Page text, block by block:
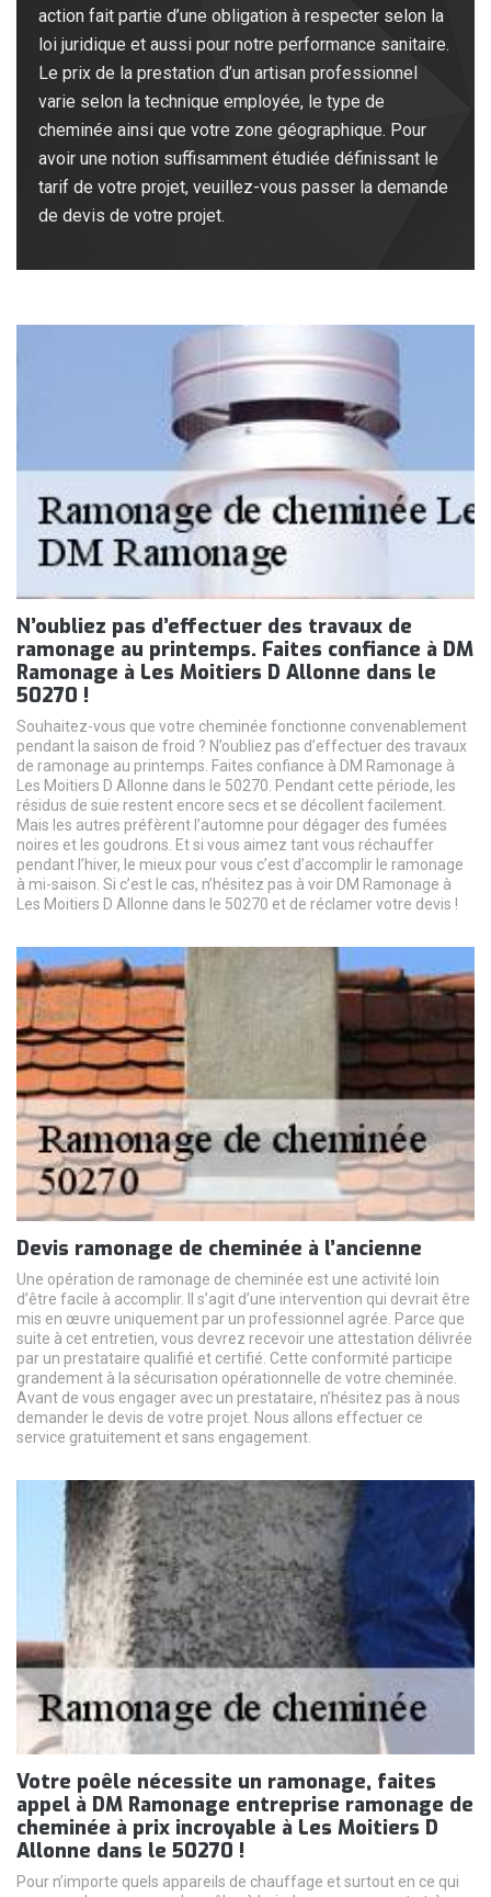
action fait partie d’une obligation à respecter selon la
loi juridique et aussi pour notre performance sanitaire.
Le prix de la prestation d’un artisan professionnel
varie selon la technique employée, le type de
cheminée ainsi que votre zone géographique. Pour
avoir une notion suffisamment étudiée définissant le
tarif de votre projet, veuillez-vous passer la demande
de devis de votre projet.
N’oubliez pas d’effectuer des travaux de
ramonage au printemps. Faites confiance à DM
Ramonage à Les Moitiers D Allonne dans le
50270 !
Souhaitez-vous que votre cheminée fonctionne convenablement
pendant la saison de froid ? N’oubliez pas d’effectuer des travaux
de ramonage au printemps. Faites confiance à DM Ramonage à
Les Moitiers D Allonne dans le 50270. Pendant cette période, les
résidus de suie restent encore secs et se décollent facilement.
Mais les autres préfèrent l’automne pour dégager des fumées
noires et les goudrons. Et si vous aimez tant vous réchauffer
pendant l’hiver, le mieux pour vous c’est d’accomplir le ramonage
à mi-saison. Si c’est le cas, n’hésitez pas à voir DM Ramonage à
Les Moitiers D Allonne dans le 50270 et de réclamer votre devis !
Devis ramonage de cheminée à l’ancienne
Une opération de ramonage de cheminée est une activité loin
d’être facile à accomplir. Il s’agit d’une intervention qui devrait être
mis en œuvre uniquement par un professionnel agrée. Parce que
suite à cet entretien, vous devrez recevoir une attestation délivrée
par un prestataire qualifié et certifié. Cette conformité participe
grandement à la sécurisation opérationnelle de votre cheminée.
Avant de vous engager avec un prestataire, n’hésitez pas à nous
demander le devis de votre projet. Nous allons effectuer ce
service gratuitement et sans engagement.
Votre poêle nécessite un ramonage, faites
appel à DM Ramonage entreprise ramonage de
cheminée à prix incroyable à Les Moitiers D
Allonne dans le 50270 !
Pour n’importe quels appareils de chauffage et surtout en ce qui